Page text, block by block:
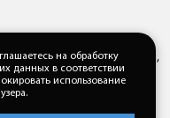
соглашениякаждый раз,
форме обратной связи на
на обработку
данных в соответствии
использование